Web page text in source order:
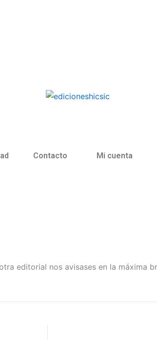
Contacto Mi cuenta
editorial nos avisases en la máxima